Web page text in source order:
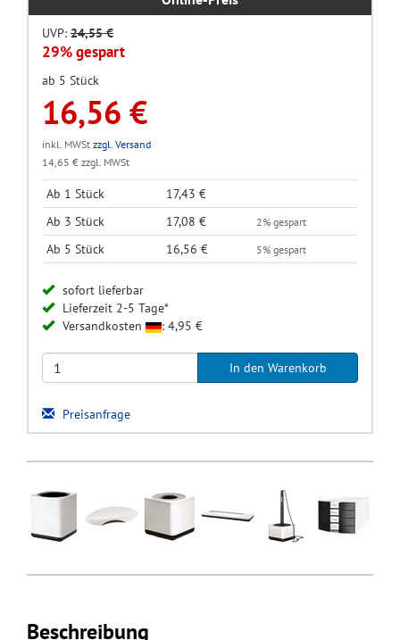
UVP: 24,55 €
29% gespart
ab 5 Stück
16,56 €
inkl. MWSt zzgl. Versand
14,65 € zzgl. MWSt
Ab 1 Stück
17,43 €
Ab 3 Stück
17,08 € 2% gespart
Ab 5 Stück 16,56 € 5% gespart
sofort lieferbar
Lieferzeit 2-5 Tage*
Versandkosten
: 4,95 €
Preisanfrage
Beschreibung